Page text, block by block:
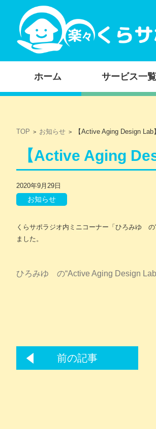
コンテンツに移動
ホーム サービス一覧
TOP > お知らせ > 【Active Aging Design
【Active Aging
2020年9月29日
お知らせ
くらサポラジオ内ミニコーナー「ひろみゆ
ました。
ひろみゆ の“Active Aging Design
前の記事